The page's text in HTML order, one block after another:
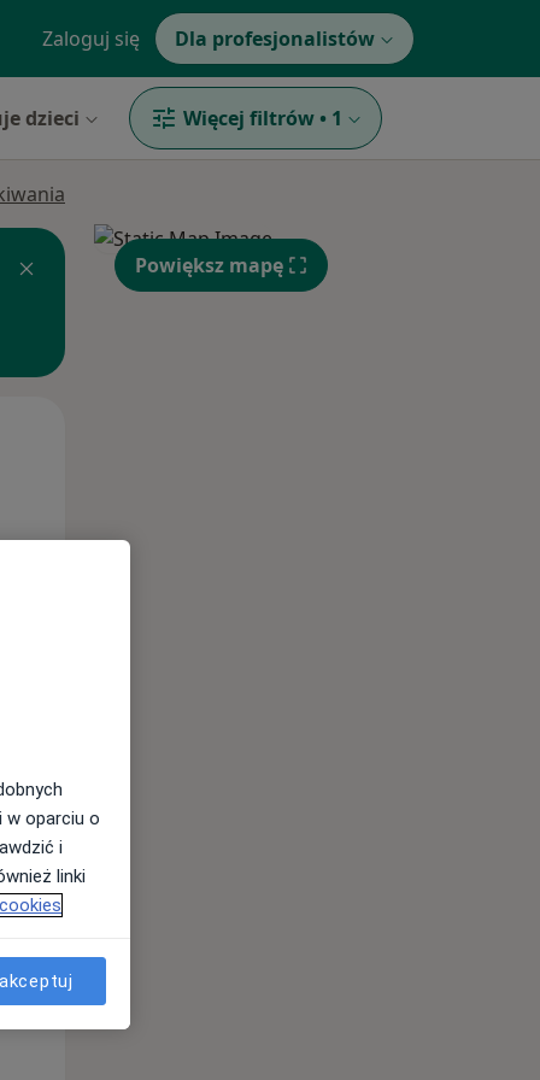
Zaloguj się Dla profesjonalistów
dzieci Więcej filtrów • 1
Wt,
11 Sie
Powiększ mapę
w oparciu o
i
linki